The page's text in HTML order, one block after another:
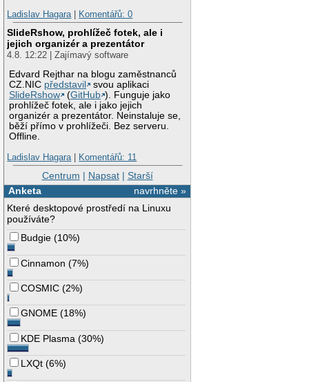
Ladislav Hagara| Komentářů: 0
SlideRshow, prohlížeč fotek, ale i
jejich organizér a prezentátor
4.8. 12:22 | Zajímavý software
Edvard Rejthar na blogu zaměstnanců
CZ.NIC představil
svou aplikaci
SlideRshow
(GitHub ). Funguje jako
prohlížeč fotek, ale i jako jejich
organizér a prezentátor. Neinstaluje se,
běží přímo v prohlížeči. Bez serveru.
Offline.
Ladislav Hagara| Komentářů: 11
Centrum | Napsat| Starší
navrhněte »
Anketa
Které desktopové prostředí na Linuxu
používáte?
Budgie (10%)
Cinnamon (7%)
COSMIC (2%)
GNOME (18%)
KDE Plasma (30%)
LXQt (6%)